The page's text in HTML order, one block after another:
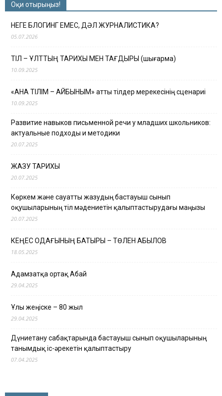
Оқи отырыңыз!
НЕГЕ БЛОГИНГ ЕМЕС, ДӘЛ ЖУРНАЛИСТИКА?
05.07.2026
ТІЛ – ҰЛТТЫҢ ТАРИХЫ МЕН ТАҒДЫРЫ (шығарма)
10.09.2025
«АНА ТІЛІМ – АЙБЫНЫМ» атты тілдер мерекесінің сценариі
10.09.2025
Развитие навыков письменной речи у младших школьников:
актуальные подходы и методики
20.07.2025
ЖАЗУ ТАРИХЫ
20.07.2025
Көркем және сауатты жазудың бастауыш сынып
оқушыларының тіл мәдениетін қалыптастырудағы маңызы
20.07.2025
КЕҢЕС ОДАҒЫНЫҢ БАТЫРЫ – ТӨЛЕН ҚАБЫЛОВ
18.05.2025
Адамзатқа ортақ Абай
29.04.2025
Ұлы жеңіске – 80 жыл
29.04.2025
Дүниетану сабақтарында бастауыш сынып оқушыларының
танымдық іс-әрекетін қалыптастыру
07.04.2025